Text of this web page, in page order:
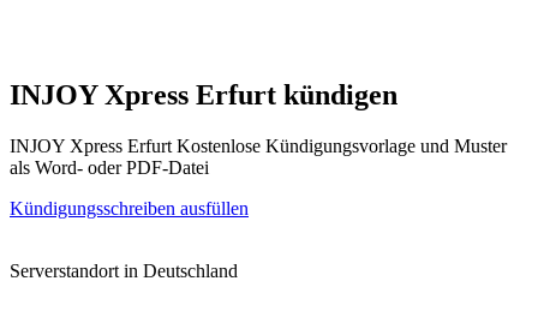
INJOY Xpress Erfurt kündigen
INJOY Xpress Erfurt Kostenlose Kündigungsvorlage und Muster
als Word- oder PDF-Datei
Kündigungsschreiben ausfüllen
Serverstandort in Deutschland